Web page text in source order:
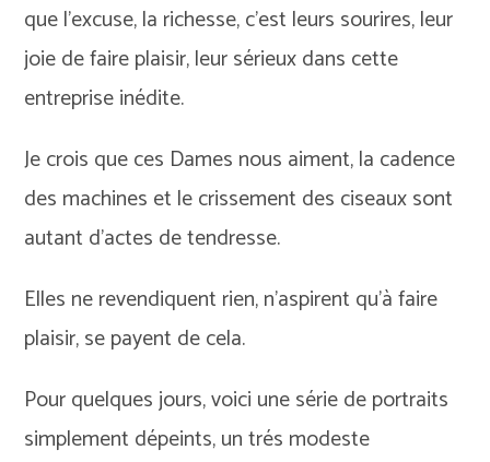
que l’excuse, la richesse, c’est leurs sourires, leur
joie de faire plaisir, leur sérieux dans cette
entreprise inédite.
Je crois que ces Dames nous aiment, la cadence
des machines et le crissement des ciseaux sont
autant d’actes de tendresse.
Elles ne revendiquent rien, n’aspirent qu’à faire
plaisir, se payent de cela.
Pour quelques jours, voici une série de portraits
simplement dépeints, un trés modeste